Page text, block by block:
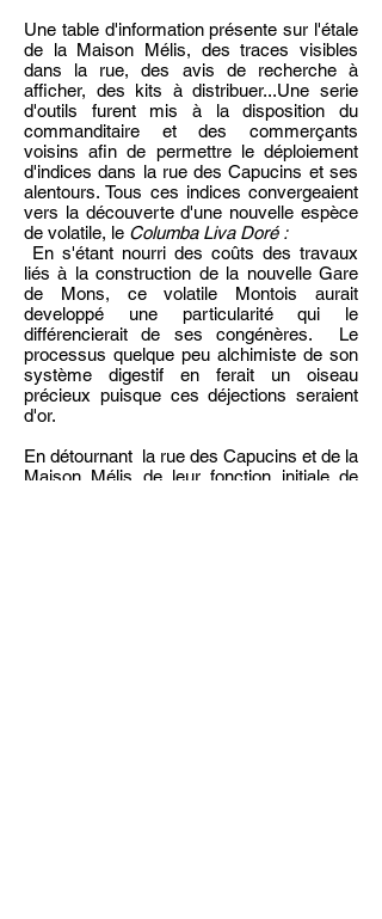
Une table d'information présente sur l'étale
de la Maison Mélis, des traces visibles
dans la rue, des avis de recherche à
afficher, des kits à distribuer...Une serie
d'outils furent mis à la disposition du
commanditaire et des commerçants
voisins afin de permettre le déploiement
d'indices dans la rue des Capucins et ses
alentours. Tous ces indices convergeaient
vers la découverte d'une nouvelle espèce
de volatile, le Columba Liva Doré :
En s'étant nourri des coûts des travaux
liés à la construction de la nouvelle Gare
de Mons, ce volatile Montois aurait
developpé une particularité qui le
différencierait de ses congénères. Le
processus quelque peu alchimiste de son
système digestif en ferait un oiseau
précieux puisque ces déjections seraient
d'or.
En détournant la rue des Capucins et de la
Maison Mélis de leur fonction initiale de